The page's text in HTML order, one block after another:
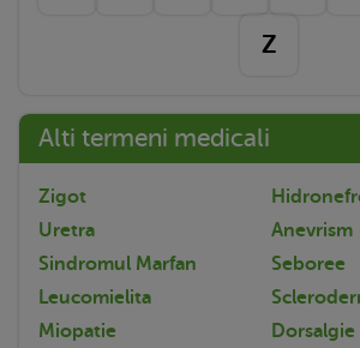
Z
Alti termeni medicali
Zigot
Uretra
Anevrism
Sindromul Marfan
Seboree
Leucomielita
Miopatie
Dorsalgie